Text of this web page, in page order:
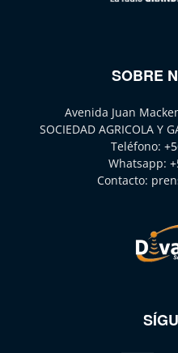
SOBRE
Avenida Juan
SOCIEDAD AGRICOLA Y
Teléfono:
Whatsapp:
Contacto: